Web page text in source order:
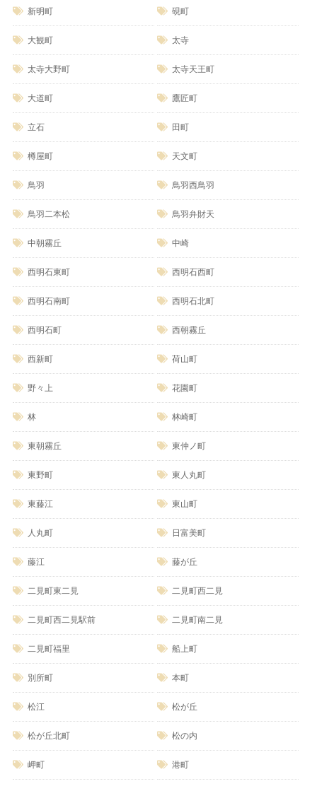
新明町 硯町
大観町 太寺
太寺大野町 太寺天王町
大道町 鷹匠町
立石 田町
樽屋町 天文町
鳥羽 鳥羽西鳥羽
鳥羽二本松 鳥羽弁財天
中朝霧丘 中崎
西明石東町 西明石西町
西明石南町 西明石北町
西明石町 西朝霧丘
西新町 荷山町
野々上 花園町
林 林崎町
東朝霧丘 東仲ノ町
東野町 東人丸町
東藤江 東山町
人丸町 日富美町
藤江 藤が丘
二見町東二見 二見町西二見
二見町西二見駅前 二見町南二見
二見町福里 船上町
別所町 本町
松江 松が丘
松が丘北町 松の内
岬町 港町